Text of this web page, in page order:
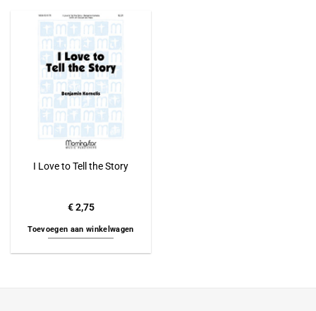
I Love to Tell the Story
€2,75
Toevoegen aan winkelwagen